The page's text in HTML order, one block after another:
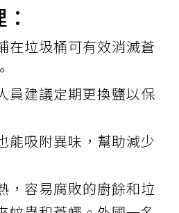
在垃圾桶可有效消滅蒼
員建議定期更換鹽以保
能吸附異味，幫助減少
，容易腐敗的廚餘和垃